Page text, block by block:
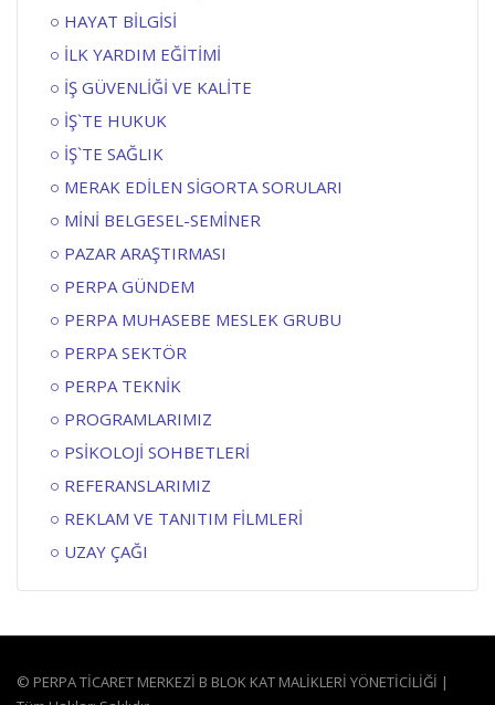
HAYAT BİLGİSİ
İLK YARDIM EĞİTİMİ
İŞ GÜVENLİĞİ VE KALİTE
İŞ`TE HUKUK
İŞ`TE SAĞLIK
MERAK EDİLEN SİGORTA SORULARI
MİNİ BELGESEL-SEMİNER
PAZAR ARAŞTIRMASI
PERPA GÜNDEM
PERPA MUHASEBE MESLEK GRUBU
PERPA SEKTÖR
PERPA TEKNİK
PROGRAMLARIMIZ
PSİKOLOJİ SOHBETLERİ
REFERANSLARIMIZ
REKLAM VE TANITIM FİLMLERİ
UZAY ÇAĞI
© PERPA TİCARET MERKEZİ B BLOK KAT MALİKLERİ YÖNETİCİLİĞİ |